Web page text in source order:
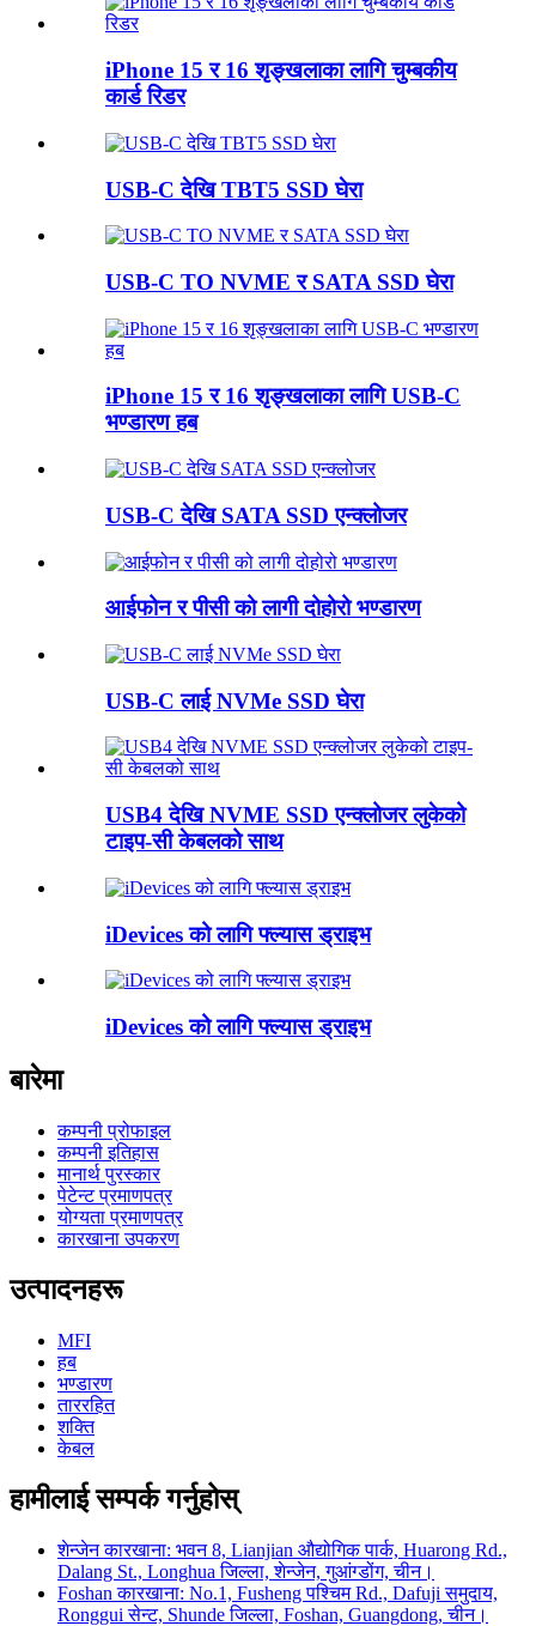
iPhone 15 र 16 शृङ्खलाका लागि चुम्बकीय
कार्ड रिडर
USB-C देखि TBT5 SSD घेरा
USB-C TO NVME र SATA SSD घेरा
iPhone 15 र 16 शृङ्खलाका लागि USB-C
भण्डारण हब
USB-C देखि SATA SSD एन्क्लोजर
आईफोन र पीसी को लागी दोहोरो भण्डारण
USB-C लाई NVMe SSD घेरा
USB4 देखि NVME SSD एन्क्लोजर लुकेको
टाइप-सी केबलको साथ
iDevices को लागि फ्ल्यास ड्राइभ
iDevices को लागि फ्ल्यास ड्राइभ
बारेमा
कम्पनी प्रोफाइल
कम्पनी इतिहास
मानार्थ पुरस्कार
पेटेन्ट प्रमाणपत्र
योग्यता प्रमाणपत्र
कारखाना उपकरण
उत्पादनहरू
MFI
हब
भण्डारण
ताररहित
शक्ति
केबल
हामीलाई सम्पर्क गर्नुहोस्
शेन्जेन कारखाना: भवन 8, Lianjian औद्योगिक पार्क, Huarong Rd.,
Dalang St., Longhua जिल्ला, शेन्जेन, गुआंग्डोंग, चीन।
Foshan कारखाना: No.1, Fusheng पश्चिम Rd., Dafuji समुदाय,
Ronggui सेन्ट, Shunde जिल्ला, Foshan, Guangdong, चीन।